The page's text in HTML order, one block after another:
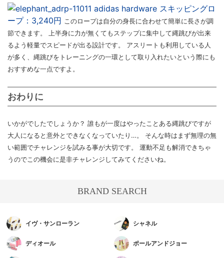
adidas hardware スキッピングロ
ープ：3,240円 このロープは自分の身長に合わせて簡単に長さが調
節できます。 上半身に力が無くてもステップに集中して縄跳びが出来
るよう軽量でスピードが出る設計です。 アスリートも利用している人
が多く、縄跳びをトレーニングの一環として取り入れたいという際にも
おすすめな一点ですよ。
おわりに
いかがでしたでしょうか？ 誰もが一度はやったことある縄跳びですが
大人になると意外とできなくなっていたり…。 そんな時はまず無理の無
い範囲でチャレンジを試みる事が大切です。 運動不足も解消できちゃ
うのでこの機会に是非チャレンジしてみてくださいね。
BRAND SEARCH
イヴ・サンローラン シャネル
ディオール ポールアンドジョー